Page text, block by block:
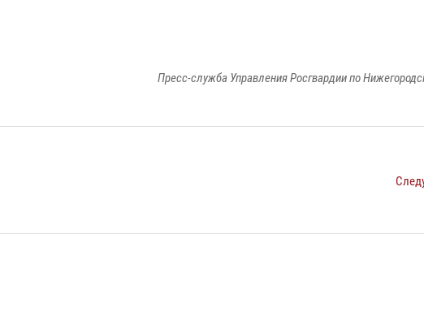
Пресс-служба Управления Росгвардии по